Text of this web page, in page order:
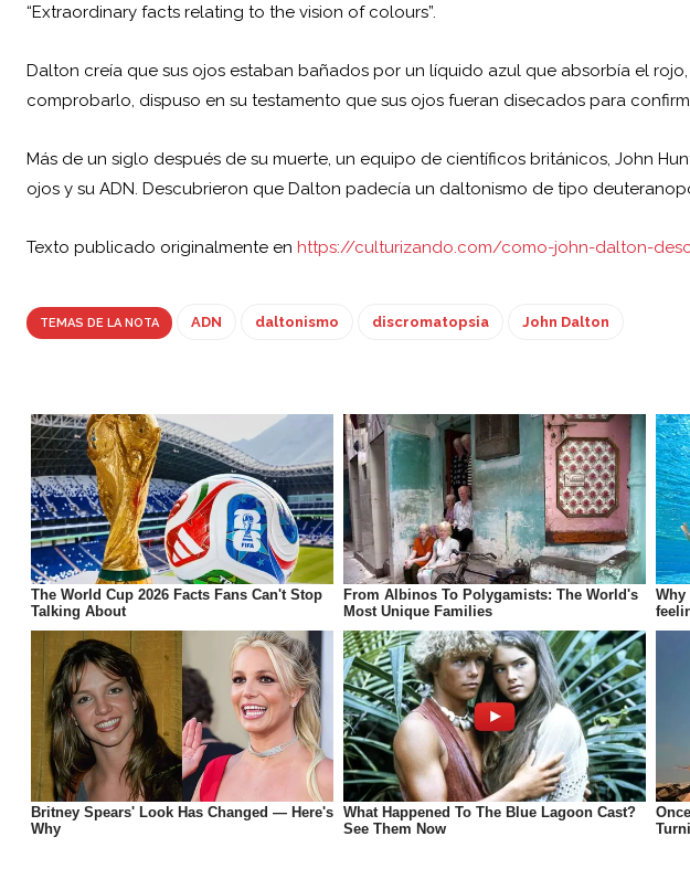
“Extraordinary facts relating to the vision of colours”.
Dalton creía que sus ojos estaban bañados por un líquido azul que absorbía el
comprobarlo, dispuso en su testamento que sus ojos fueran disecados para
Más de un siglo después de su muerte, un equipo de científicos británicos, John
ojos y su ADN. Descubrieron que Dalton padecía un daltonismo de tipo
Texto publicado originalmente en https://culturizando.com/como-john-dalton-
TEMAS DE LA NOTA ADN daltonismo discromatopsia John Dalton